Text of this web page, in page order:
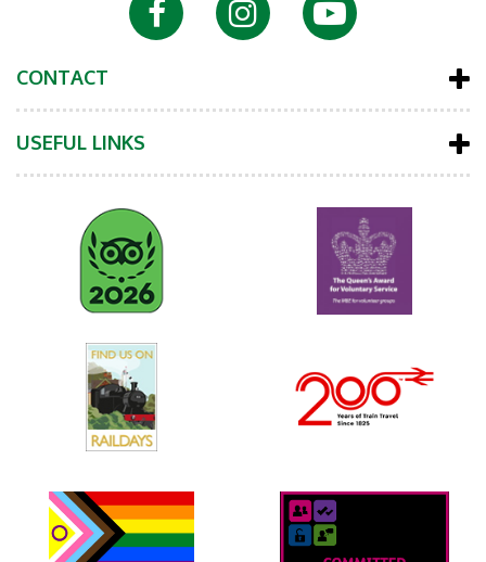
CONTACT
USEFUL LINKS